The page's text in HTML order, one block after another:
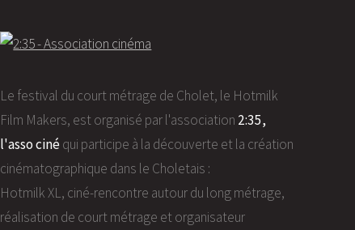
Le festival du court métrage de Cholet, le Hotmilk
Film Makers, est organisé par l'association 2:35,
l'asso cinéqui participe à la découverte et la création
cinématographique dans le Choletais :
Hotmilk XL, ciné-rencontre autour du long métrage,
réalisation de court métrage et organisateur